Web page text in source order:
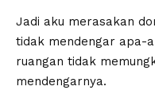
Jadi aku merasakan
tidak mendengar apa-
ruangan tidak
mendengarnya.